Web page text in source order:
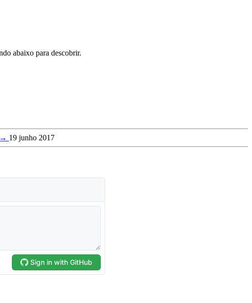
abaixo para descobrir.
→ 19 junho 2017